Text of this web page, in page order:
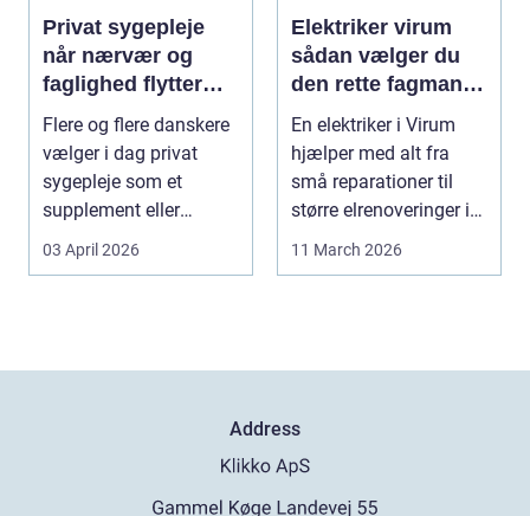
Privat sygepleje
når nærvær og
faglighed flytter
hjem i stuen
Flere og flere danskere
vælger i dag privat
sygepleje som et
supplement eller
alternativ til det off...
03 April 2026
Elektriker virum
sådan vælger du
den rette fagmand
til opgaven
En elektriker i Virum
hjælper med alt fra
små reparationer til
større elrenoveringer i
bolig, erhver...
11 March 2026
Address